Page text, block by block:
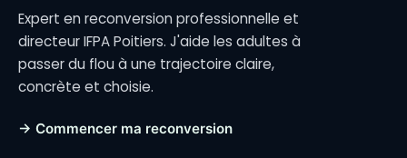
Expert en reconversion professionnelle et
directeur IFPA Poitiers. J'aide les adultes à
passer du flou à une trajectoire claire,
concrète et choisie.
→ Commencer ma reconversion